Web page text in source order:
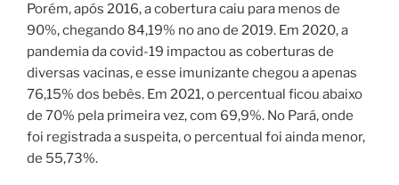
Porém, após 2016, a cobertura caiu para menos de
90%, chegando 84,19% no ano de 2019. Em 2020, a
pandemia da covid-19 impactou as coberturas de
diversas vacinas, e esse imunizante chegou a apenas
76,15% dos bebês. Em 2021, o percentual ficou abaixo
de 70% pela primeira vez, com 69,9%. No Pará, onde
foi registrada a suspeita, o percentual foi ainda menor,
de 55,73%.